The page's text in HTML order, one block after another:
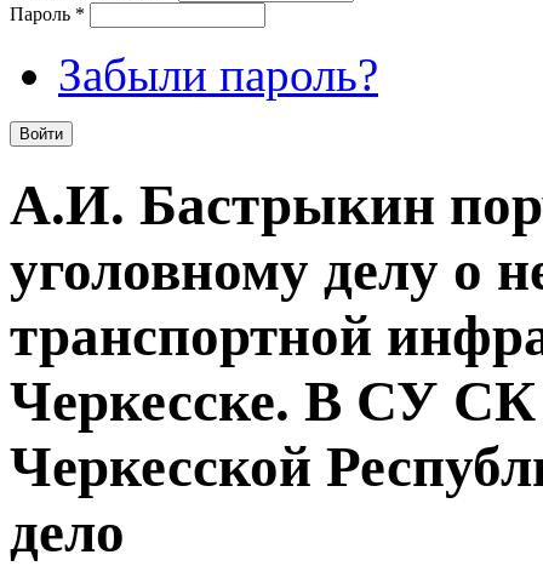
Пароль *
Забыли пароль?
А.И. Бастрыкин
уголовному делу о
транспортной
Черкесске. В СУ СК
Черкесской
дело